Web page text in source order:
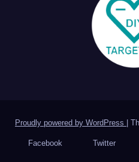
Proudly powered by WordPress
Facebook Twitter